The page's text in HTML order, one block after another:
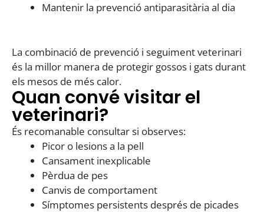
Mantenir la prevenció antiparasitària al dia
La combinació de prevenció i seguiment veterinari
és la millor manera de protegir gossos i gats durant
els mesos de més calor.
Quan convé visitar el
veterinari?
És recomanable consultar si observes:
Picor o lesions a la pell
Cansament inexplicable
Pèrdua de pes
Canvis de comportament
Símptomes persistents després de picades